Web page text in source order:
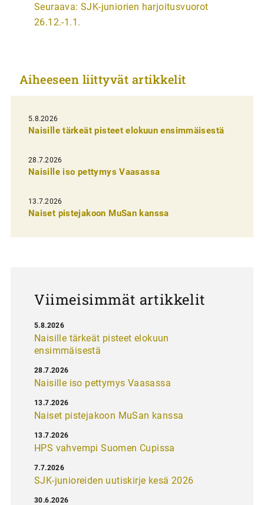
t
i
e
i
e
n
s
e
l
Seuraava: SJK-juniorien harjoitusvuorot
26.12.-1.1.
Aiheeseen liittyvät artikkelit
5.8.2026
Naisille tärkeät pisteet elokuun ensimmäisestä
28.7.2026
Naisille iso pettymys Vaasassa
13.7.2026
Naiset pistejakoon MuSan kanssa
Viimeisimmät artikkelit
Naisille tärkeät pisteet elokuun
ensimmäisestä
5.8.2026
Naisille iso pettymys Vaasassa
28.7.2026
Naiset pistejakoon MuSan kanssa
13.7.2026
HPS vahvempi Suomen Cupissa
13.7.2026
SJK-junioreiden uutiskirje kesä 2026
7.7.2026
30.6.2026